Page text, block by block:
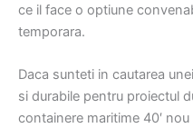
ce il face o optiune
temporara.
Daca sunteti in cautarea
si durabile pentru proiectul
containere maritime 40′